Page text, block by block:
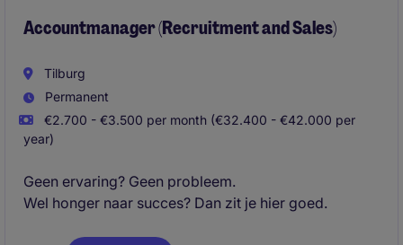
Accountmanager (Recruitment and Sales)
Tilburg
Permanent
€2.700 - €3.500 per month (€32.400 - €42.000 per
year)
Geen ervaring? Geen probleem.
Wel honger naar succes? Dan zit je hier goed.